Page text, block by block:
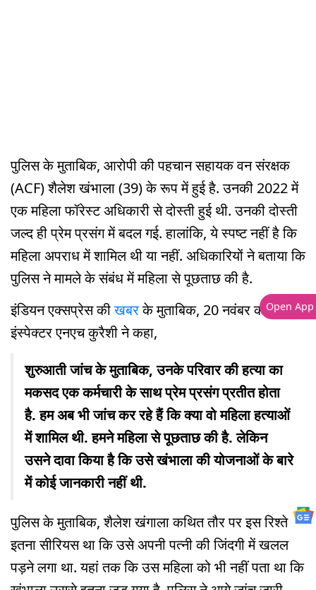
पुलिस के मुताबिक, आरोपी की पहचान सहायक वन संरक्षक
(ACF) शैलेश खंभाला (39) के रूप में हुई है. उनकी 2022 में
एक महिला फॉरेस्ट अधिकारी से दोस्ती हुई थी. उनकी दोस्ती
जल्द ही प्रेम प्रसंग में बदल गई. हालांकि, ये स्पष्ट नहीं है कि
महिला अपराध में शामिल थी या नहीं. अधिकारियों ने बताया कि
पुलिस ने मामले के संबंध में महिला से पूछताछ की है.
इंडियन एक्सप्रेस कीखबरके मुताबिक, 20 नवंबर को
इंस्पेक्टर एनएच कुरैशी ने कहा,
शुरुआती जांच के मुताबिक, उनके परिवार की हत्या का
मकसद एक कर्मचारी के साथ प्रेम प्रसंग प्रतीत होता
है. हम अब भी जांच कर रहे हैं कि क्या वो महिला हत्याओं
में शामिल थी. हमने महिला से पूछताछ की है. लेकिन
उसने दावा किया है कि उसे खंभाला की योजनाओं के बारे
में कोई जानकारी नहीं थी.
पुलिस के मुताबिक, शैलेश खंगाला कथित तौर पर इस रिश्ते में
इतना सीरियस था कि उसे अपनी पत्नी की जिंदगी में खलल
पड़ने लगा था. यहां तक कि उस महिला को भी नहीं पता था कि
Open App